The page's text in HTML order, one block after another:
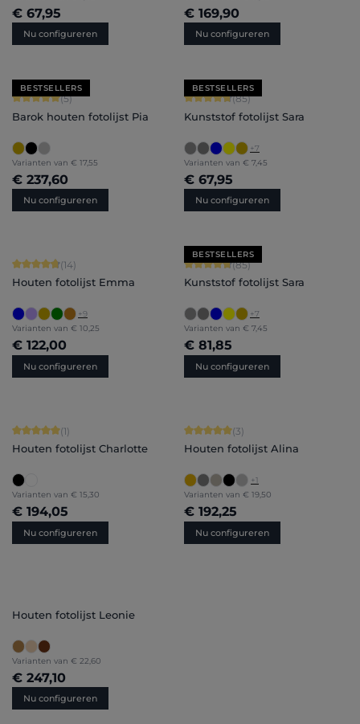
€ 67,95
Nu configureren
€ 169,90
Nu configureren
BESTSELLERS
Gemiddelde waardering van 5 van 5 sterren
(5)
Barok houten fotolijst Pia
Varianten van € 17,55
€ 237,60
Nu configureren
BESTSELLERS
Gemiddelde waardering van 4.71
(85)
Kunststof fotolijst Sara
+7
Varianten van € 7,45
€ 67,95
Nu configureren
Gemiddelde waardering van 4.86 van 5 sterren
(14)
Houten fotolijst Emma
+9
Varianten van € 10,25
€ 122,00
Nu configureren
BESTSELLERS
Gemiddelde waardering van 4.71
(85)
Kunststof fotolijst Sara
+7
Varianten van € 7,45
€ 81,85
Nu configureren
Gemiddelde waardering van 5 van 5 sterren
(1)
Houten fotolijst Charlotte
Varianten van € 15,30
€ 194,05
Nu configureren
Gemiddelde waardering van 5 van 5
(3)
Houten fotolijst Alina
+1
Varianten van € 19,50
€ 192,25
Nu configureren
Houten fotolijst Leonie
Varianten van € 22,60
€ 247,10
Nu configureren